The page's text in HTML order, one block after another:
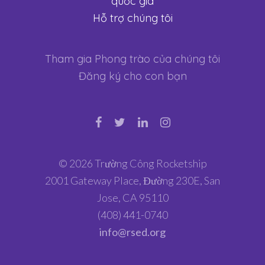
Hỗ trợ chúng tôi
Tham gia Phong trào của chúng tôi
Đăng ký cho con bạn
© 2026 Trường Công Rocketship
2001 Gateway Place, Đường 230E, San
Jose, CA 95110
(408) 441-0740
info@rsed.org